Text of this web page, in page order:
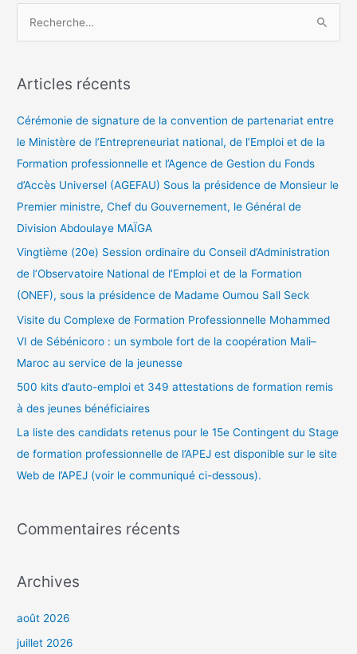
h
Articles récents
Cérémonie de signature de la convention de partenariat entre
le Ministère de l’Entrepreneuriat national, de l’Emploi et de la
Formation professionnelle et l’Agence de Gestion du Fonds
d’Accès Universel (AGEFAU) Sous la présidence de Monsieur le
Premier ministre, Chef du Gouvernement, le Général de
Division Abdoulaye MAÏGA
Vingtième (20e) Session ordinaire du Conseil d’Administration
de l’Observatoire National de l’Emploi et de la Formation
(ONEF), sous la présidence de Madame Oumou Sall Seck
Visite du Complexe de Formation Professionnelle Mohammed
VI de Sébénicoro : un symbole fort de la coopération Mali–
Maroc au service de la jeunesse
500 kits d’auto-emploi et 349 attestations de formation remis
à des jeunes bénéficiaires
La liste des candidats retenus pour le 15e Contingent du Stage
de formation professionnelle de l’APEJ est disponible sur le site
Web de l’APEJ (voir le communiqué ci-dessous).
Commentaires récents
Archives
août 2026
juillet 2026